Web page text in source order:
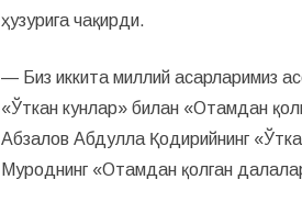
ҳузурига чақирди.
— Биз иккита миллий асарларимиз
«Ўткан кунлар» билан «Отамдан
Абзалов Абдулла Қодирийнинг
Муроднинг «Отамдан қолган